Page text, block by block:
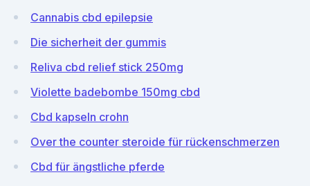
Cannabis cbd epilepsie
Die sicherheit der gummis
Reliva cbd relief stick 250mg
Violette badebombe 150mg cbd
Cbd kapseln crohn
Over the counter steroide für rückenschmerzen
Cbd für ängstliche pferde